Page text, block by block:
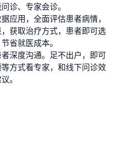
诊、专家会诊。
应用，全面评估患者病情，
获取治疗方式，患者即可选
省就医成本。
深度沟通。足不出户，即可
方式看专家，和线下问诊效
。